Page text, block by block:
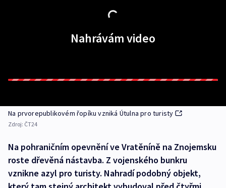
Nahrávám video
Na prvorepublikovém řopíku vzniká Útulna pro turisty
Zdroj: ČT24
Na pohraničním opevnění ve Vratěníně na Znojemsku
roste dřevěná nástavba. Z vojenského bunkru
vznikne azyl pro turisty. Nahradí podobný objekt,